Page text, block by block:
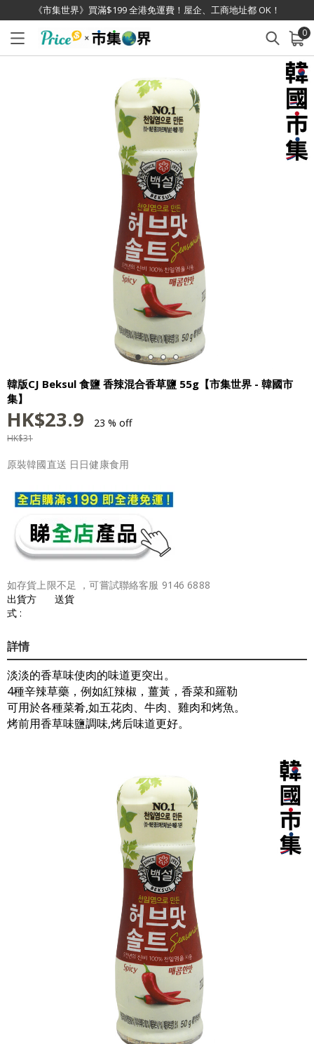
《市集世界》買滿$199 全港免運費！屋企、工商地址都 OK！
0
已加入購物車 查看
韓版CJ Beksul 食鹽 香辣混合香草鹽 55g【市集世界 - 韓國市
集】
HK$23.9 23 % off
HK$31
原裝韓國直送 日日健康食用
如存貨上限不足 ，可嘗試聯絡客服 9146 6888
出貨方
式 :
送貨
詳情
淡淡的香草味使肉的味道更突出。
4種辛辣草藥，例如紅辣椒，薑黃，香菜和羅勒
可用於各種菜肴,如五花肉、牛肉、雞肉和烤魚。
烤前用香草味鹽調味,烤后味道更好。